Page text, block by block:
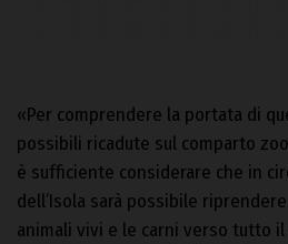
«Per comprendere la portata di
possibili ricadute sul comparto
è sufficiente considerare che in
dell’Isola sarà possibile
animali vivi e le carni verso tutto il